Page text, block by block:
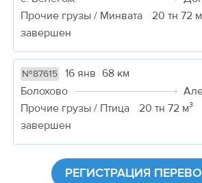
Прочие грузы / Минвата
20 тн 72
завершен
№87615 16 янв 68 км
Болохово
Прочие грузы / Птица
20 тн 72 м³
завершен
РЕГИСТРАЦИЯ